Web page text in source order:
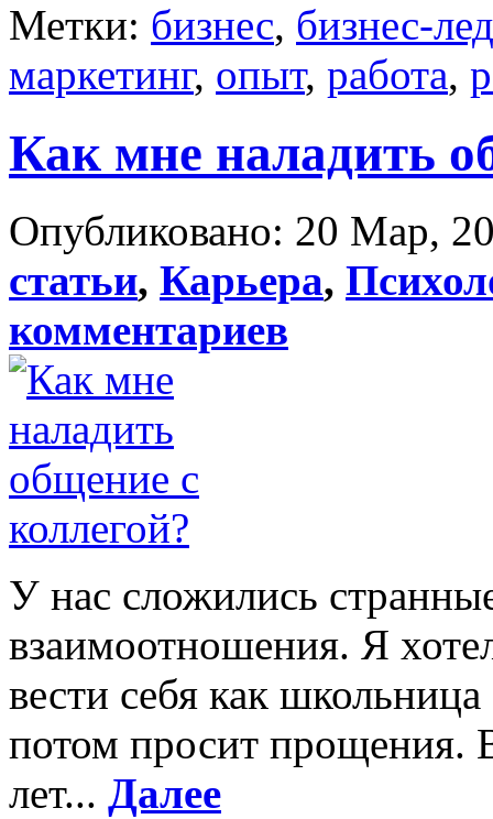
Метки: бизнес, бизнес-
маркетинг, опыт, работа,
Как мне наладить
Опубликовано: 20 Мар,
статьи, Карьера,
комментариев
У нас сложились
взаимоотношения. Я
вести себя как
потом просит прощения.
лет... Далее